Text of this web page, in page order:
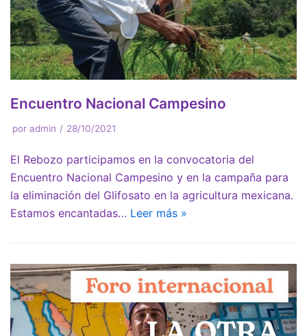
Encuentro Nacional Campesino
por admin 28/10/2021
El Rebozo participamos en la convocatoria del
Encuentro Nacional Campesino y en la campaña para
la eliminación del Glifosato en la agricultura mexicana.
Estamos encantadas… Leer más »